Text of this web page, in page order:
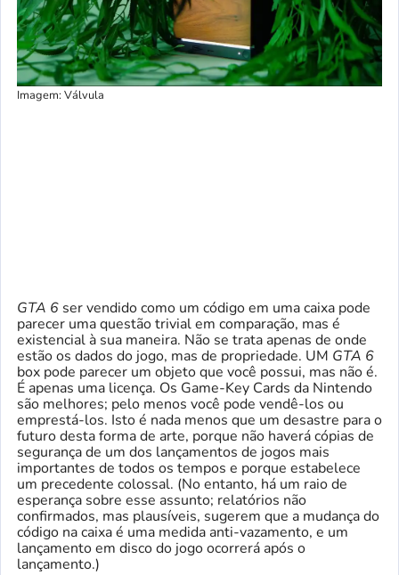
Imagem: Válvula
GTA 6 ser vendido como um código em uma caixa pode
parecer uma questão trivial em comparação, mas é
existencial à sua maneira. Não se trata apenas de onde
estão os dados do jogo, mas de propriedade. UM GTA 6
box pode parecer um objeto que você possui, mas não é.
É apenas uma licença. Os Game-Key Cards da Nintendo
são melhores; pelo menos você pode vendê-los ou
emprestá-los. Isto é nada menos que um desastre para o
futuro desta forma de arte, porque não haverá cópias de
segurança de um dos lançamentos de jogos mais
importantes de todos os tempos e porque estabelece
um precedente colossal. (No entanto, há um raio de
esperança sobre esse assunto; relatórios não
confirmados, mas plausíveis, sugerem que a mudança do
código na caixa é uma medida anti-vazamento, e um
lançamento em disco do jogo ocorrerá após o
lançamento.)